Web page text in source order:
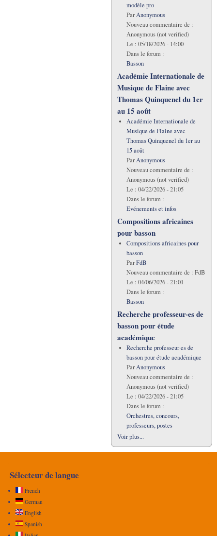
modèle pro
ParAnonymous
Nouveau commentaire de :
Anonymous (not verified)
Le : 05/18/2026 - 14:00
Dans le forum :
Basson
Académie Internationale de
Musique de Flaine avec
Thomas Quinquenel du 1er
au 15 août
Académie Internationale de
Musique de Flaine avec
Thomas Quinquenel du 1er au
15 août
ParAnonymous
Nouveau commentaire de :
Anonymous (not verified)
Le : 04/22/2026 - 21:05
Dans le forum :
Evénements et infos
Compositions africaines
pour basson
Compositions africaines pour
basson
ParFdB
Nouveau commentaire de : FdB
Le : 04/06/2026 - 21:01
Dans le forum :
Basson
Recherche professeur·es de
basson pour étude
académique
Recherche professeur·es de
basson pour étude académique
ParAnonymous
Nouveau commentaire de :
Anonymous (not verified)
Le : 04/22/2026 - 21:05
Dans le forum :
Orchestres, concours,
professeurs, postes
Voir plus...
Sélecteur de langue
French
German
English
Spanish